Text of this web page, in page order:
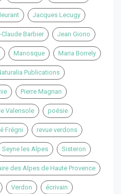
Jacques Lecugy
Barbier Jean Giono
Manosque Maria Borrely
Publications
Pierre Magnan
Valensole poésie
Frégni revue verdons
Seyne les Alpes Sisteron
des Alpes de Haute Provence
Verdon écrivain